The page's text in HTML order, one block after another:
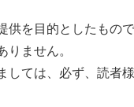
を目的としたもの
りません。
しては、必ず、読者